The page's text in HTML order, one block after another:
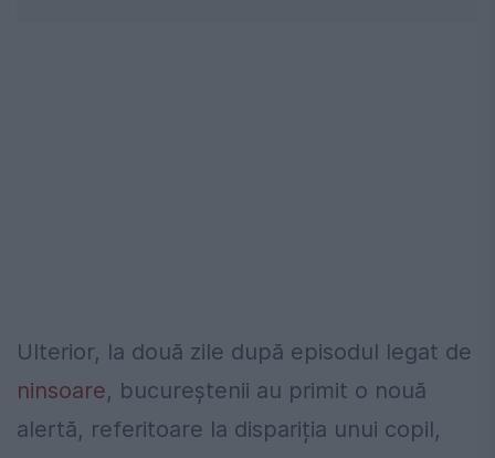
Ulterior, la două zile după episodul legat de
ninsoare, bucureștenii au primit o nouă
alertă, referitoare la dispariția unui copil,